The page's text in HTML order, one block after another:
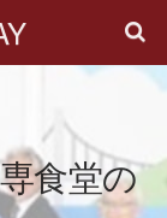
食堂の